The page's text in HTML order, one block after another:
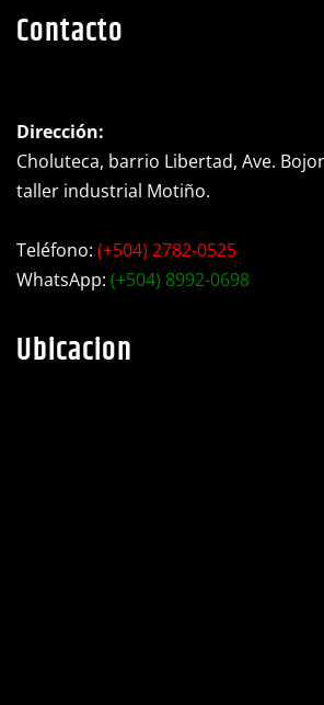
Contacto
Dirección:
Choluteca, barrio Libertad, Ave.
taller industrial Motiño.
Teléfono: (+504) 2782-0525
WhatsApp: (+504) 8992-0698
Ubicacion